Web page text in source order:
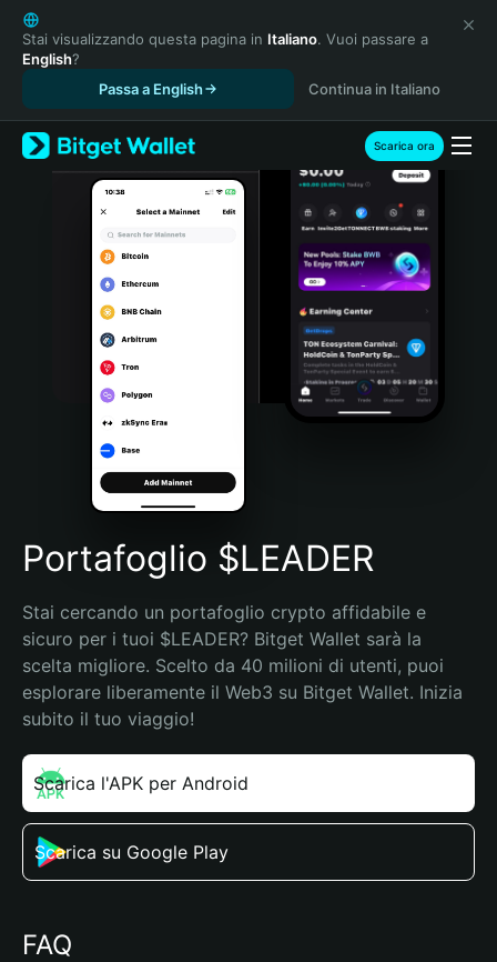
English
日本語
Tiếng Việt
Español (Latinoamérica)
Türkçe
Italiano
Português (Portugal)
Bahasa Indonesia
Português (Brasil)
Español (Argentina)
Stai visualizzando questa pagina in Italiano. Vuoi passare a
English?
Passa a English
Continua in Italiano
Scarica ora
Portafoglio $LEADER
Stai cercando un portafoglio crypto affidabile e
sicuro per i tuoi $LEADER? Bitget Wallet sarà la
scelta migliore. Scelto da 40 milioni di utenti, puoi
esplorare liberamente il Web3 su Bitget Wallet. Inizia
subito il tuo viaggio!
Scarica l'APK per Android
Scarica su Google Play
FAQ